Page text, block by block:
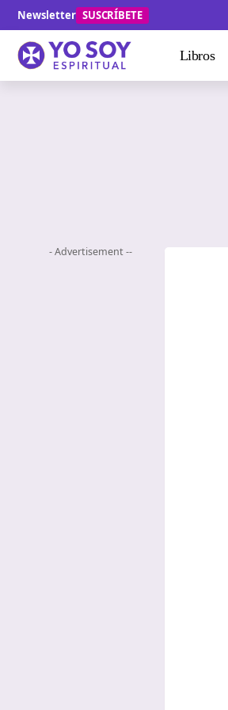
Newsletter SUSCRÍBETE
Libros
- Advertisement --